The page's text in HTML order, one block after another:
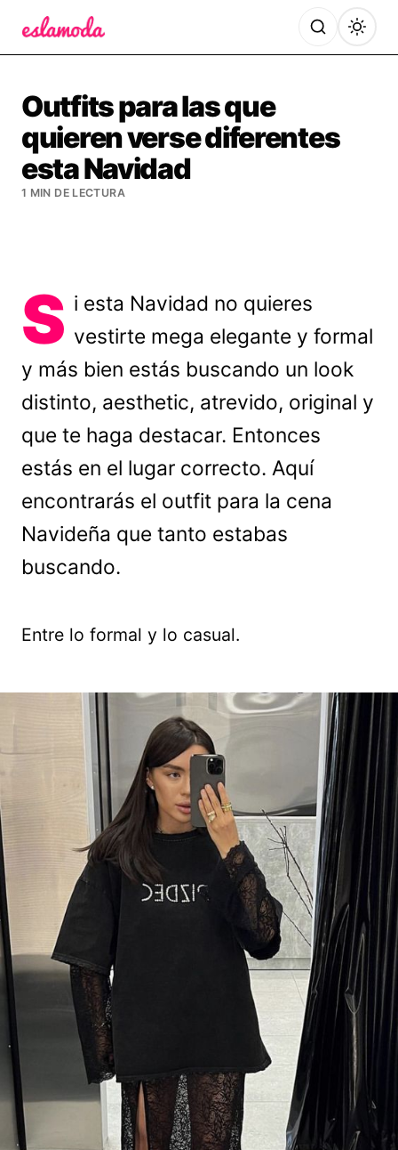
Outfits para las que
quieren verse diferentes
esta Navidad
1 MIN DE LECTURA
S i esta Navidad no quieres
vestirte mega elegante y formal
y más bien estás buscando un look
distinto, aesthetic, atrevido, original y
que te haga destacar. Entonces
estás en el lugar correcto. Aquí
encontrarás el outfit para la cena
Navideña que tanto estabas
buscando.
Entre lo formal y lo casual.